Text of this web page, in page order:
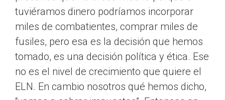
tuviéramos dinero podríamos incorporar
miles de combatientes, comprar miles de
fusiles, pero esa es la decisión que hemos
tomado, es una decisión política y ética. Ese
no es el nivel de crecimiento que quiere el
ELN. En cambio nosotros qué hemos dicho,